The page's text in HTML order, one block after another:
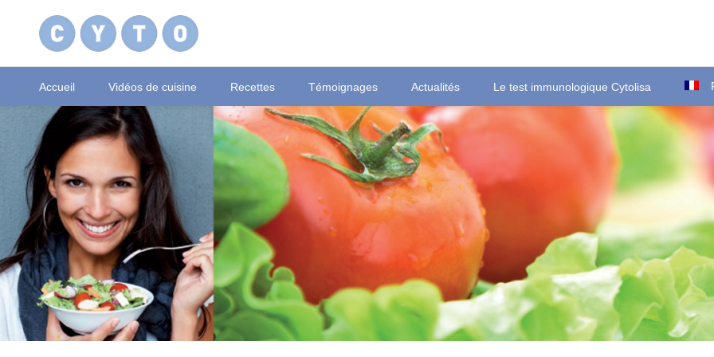
Ortsstraße 22
D-35423 Lich/Ober-Bessingen
Accueil Vidéos de cuisine Recettes Témoignages Actualités Le test immunologique Cytolisa